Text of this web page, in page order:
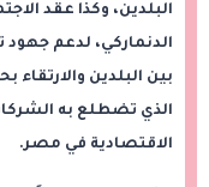
البلدين، وكذا عقد
الدنماركي، لدعم جهود
بين البلدين والارتقاء
الذي تضطلع به
الاقتصادية في مصر.